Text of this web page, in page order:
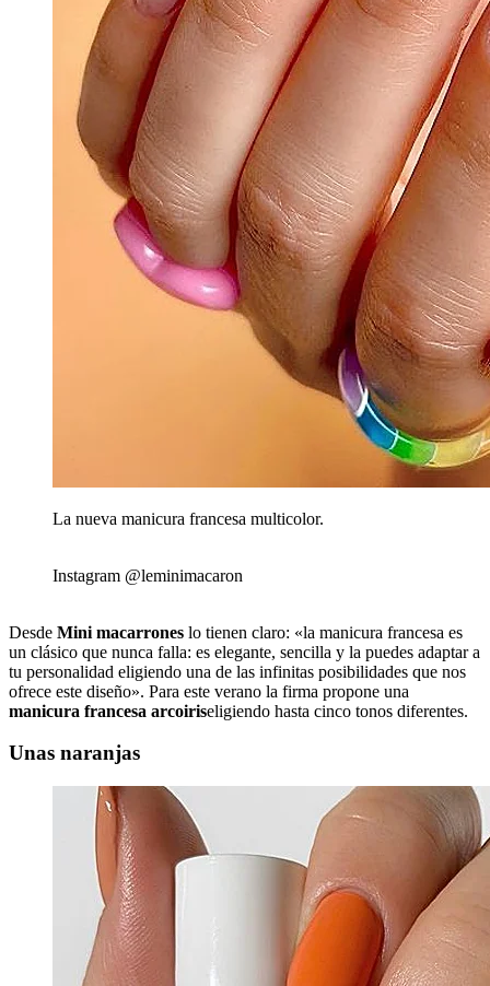
La nueva manicura francesa multicolor.
Instagram @leminimacaron
Desde Mini macarrones lo tienen claro: «la manicura francesa es
un clásico que nunca falla: es elegante, sencilla y la puedes adaptar a
tu personalidad eligiendo una de las infinitas posibilidades que nos
ofrece este diseño». Para este verano la firma propone una
manicura francesa arcoiriseligiendo hasta cinco tonos diferentes.
Unas naranjas